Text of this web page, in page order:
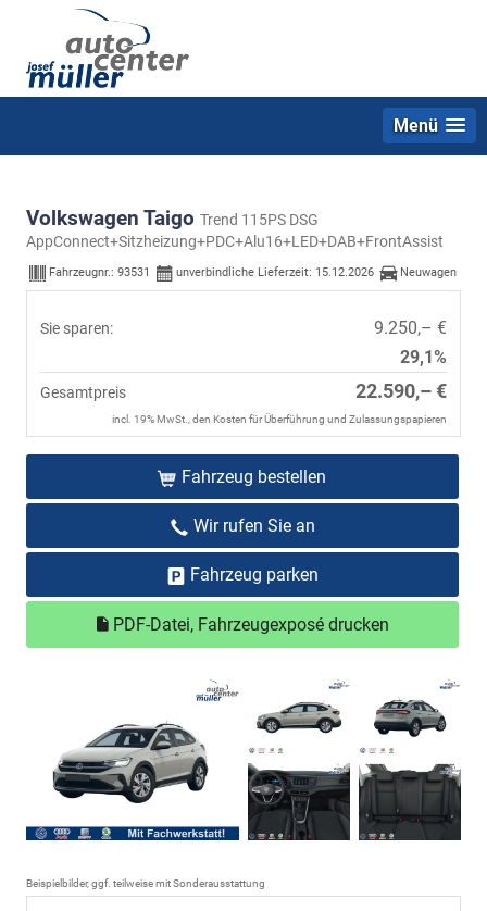
Menü
Volkswagen Taigo Trend 115PS DSG
AppConnect+Sitzheizung+PDC+Alu16+LED+DAB+FrontAssist
Fahrzeugnr.: 93531 unverbindliche Lieferzeit: 15.12.2026 Neuwagen
Sie sparen:
9.250,– €
29,1%
Gesamtpreis 22.590,– €
incl. 19% MwSt., den Kosten für Überführung und Zulassungspapieren
Fahrzeug bestellen
Wir rufen Sie an
Fahrzeug parken
PDF-Datei, Fahrzeugexposé drucken
Beispielbilder, ggf. teilweise mit Sonderausstattung